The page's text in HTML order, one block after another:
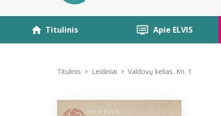
Titulinis Apie ELVIS
Titulinis Leidiniai Valdovų kelias. Kn. 1